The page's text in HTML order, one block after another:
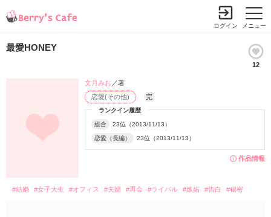
メニュー
ログイン
最愛HONEY
12
作品情報
ランクイン履歴
総合 23位（2013/11/13）
恋愛（長編） 23位（2013/11/13）
恋愛(その他) 完
文月みお ／著
#結婚 #女子大生 #オフィス #夫婦 #再会 #ライバル #嫉妬 #告白 #秘密